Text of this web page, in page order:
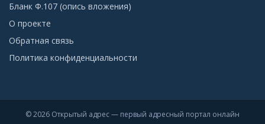
Бланк Ф.107 (опись вложения)
О проекте
Обратная связь
Политика конфиденциальности
© 2026 Открытый адрес — первый адресный портал онлайн